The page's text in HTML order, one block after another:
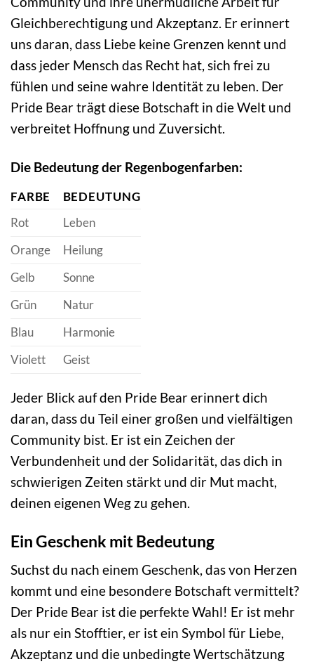
Gleichberechtigung und Akzeptanz. Er erinnert
uns daran, dass Liebe keine Grenzen kennt und
dass jeder Mensch das Recht hat, sich frei zu
fühlen und seine wahre Identität zu leben. Der
Pride Bear trägt diese Botschaft in die Welt und
verbreitet Hoffnung und Zuversicht.
Die Bedeutung der Regenbogenfarben:
FARBE
BEDEUTUNG
Rot
Leben
Orange
Heilung
Gelb
Sonne
Grün
Natur
Blau
Harmonie
Violett
Geist
Jeder Blick auf den Pride Bear erinnert dich
daran, dass du Teil einer großen und vielfältigen
Community bist. Er ist ein Zeichen der
Verbundenheit und der Solidarität, das dich in
schwierigen Zeiten stärkt und dir Mut macht,
deinen eigenen Weg zu gehen.
Ein Geschenk mit Bedeutung
Suchst du nach einem Geschenk, das von Herzen
kommt und eine besondere Botschaft vermittelt?
Der Pride Bear ist die perfekte Wahl! Er ist mehr
als nur ein Stofftier, er ist ein Symbol für Liebe,
Akzeptanz und die unbedingte Wertschätzung